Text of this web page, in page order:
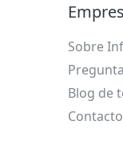
Sobre
Blog de
Contacto